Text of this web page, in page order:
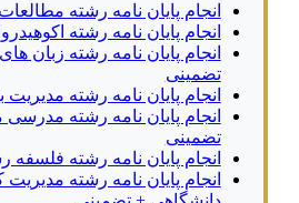
انجام پایان نامه رشته
انجام پایان نامه رشته
انجام پایان نامه رشته زبان
تضمینی
انجام پایان نامه رشته
انجام پایان نامه رشته
تضمینی
انجام پایان نامه رشته فلسفه
انجام پایان نامه رشته مدیریت